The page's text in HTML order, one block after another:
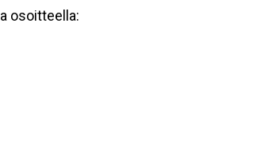
osoitteella: